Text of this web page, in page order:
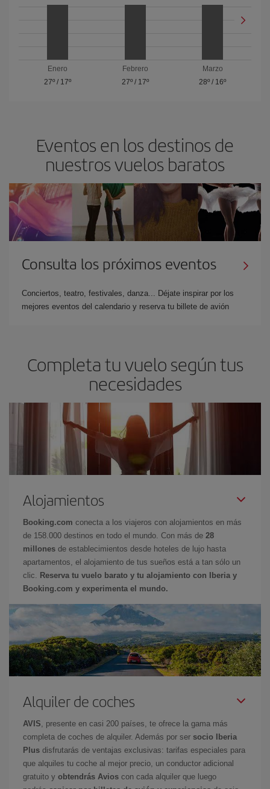
Enero
27º/ 17º
Febrero
27º/ 17º
Marzo
28º / 16º
Eventos en los destinos de
nuestros vuelos baratos
Consulta los próximos eventos
Conciertos, teatro, festivales, danza... Déjate inspirar por los
mejores eventos del calendario y reserva tu billete de avión
Completa tu vuelo según tus
necesidades
Alojamientos
Booking.com conecta a los viajeros con alojamientos en más
de 158.000 destinos en todo el mundo. Con más de 28
millones de establecimientos desde hoteles de lujo hasta
apartamentos, el alojamiento de tus sueños está a tan sólo un
clic.
Reserva tu vuelo barato y tu alojamiento con Iberia y
Booking.com y experimenta el mundo.
Alquiler de coches
AVIS , presente en casi 200 países, te ofrece la gama más
completa de coches de alquiler. Además por ser socio Iberia
Plus disfrutarás de ventajas exclusivas: tarifas especiales para
que alquiles tu coche al mejor precio, un conductor adicional
gratuito y obtendrás Avios con cada alquiler que luego